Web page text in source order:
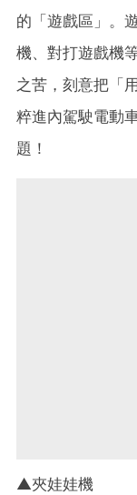
的「遊戲區」。
機、對打遊戲機
之苦，刻意把「
粹進內駕駛電動
題！
▲夾娃娃機